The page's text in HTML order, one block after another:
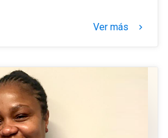
Ver más keyboard_arrow_right